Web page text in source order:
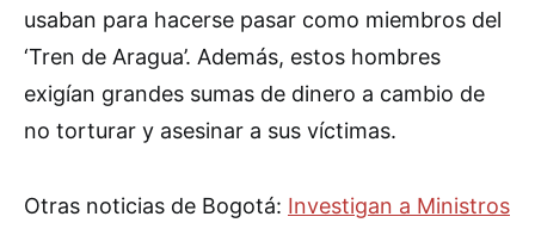
usaban para hacerse pasar como miembros del
‘Tren de Aragua’. Además, estos hombres
exigían grandes sumas de dinero a cambio de
no torturar y asesinar a sus víctimas.
Otras noticias de Bogotá: Investigan a Ministros